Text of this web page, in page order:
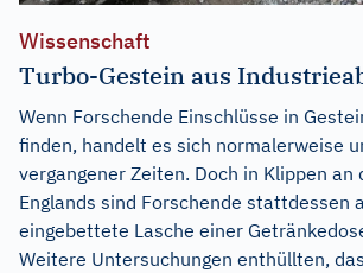
Wissenschaft
Turbo-Gestein aus
Wenn Forschende Einschlüsse in
finden, handelt es sich normalerweise
vergangener Zeiten. Doch in Klippen an
Englands sind Forschende stattdessen
eingebettete Lasche einer
Weitere Untersuchungen enthüllten,